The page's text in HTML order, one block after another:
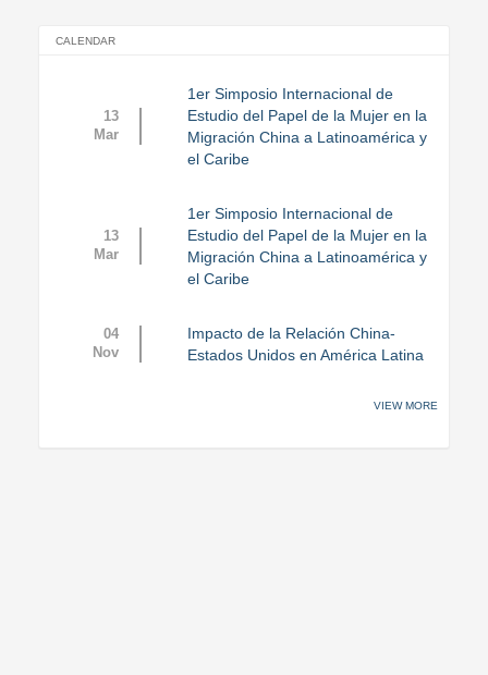
CALENDAR
13
Mar
1er Simposio Internacional de
Estudio del Papel de la Mujer en la
Migración China a Latinoamérica y
el Caribe
13
Mar
1er Simposio Internacional de
Estudio del Papel de la Mujer en la
Migración China a Latinoamérica y
el Caribe
04
Nov
Impacto de la Relación China-
Estados Unidos en América Latina
VIEW MORE